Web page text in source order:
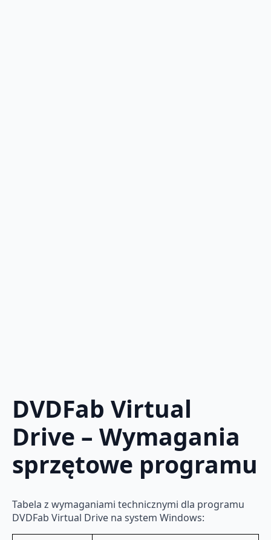
DVDFab Virtual
Drive – Wymagania
sprzętowe programu
Tabela z wymaganiami technicznymi dla programu
DVDFab Virtual Drive na system Windows: